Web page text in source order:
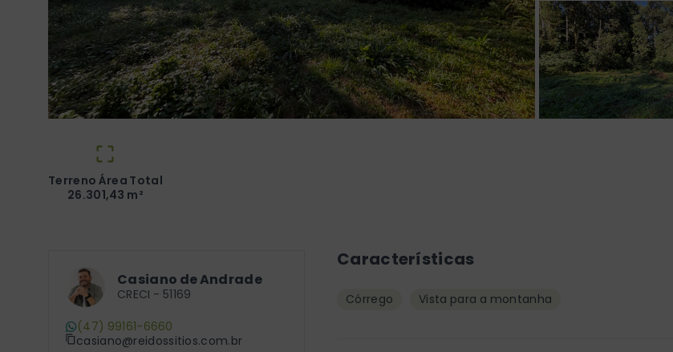
Terreno Área Total
26.301,43 m²
Casiano de Andrade
CRECI - 51169
(47) 99161-6660
casiano@reidossitios.com.br
Características
Córrego Vista para a montanha